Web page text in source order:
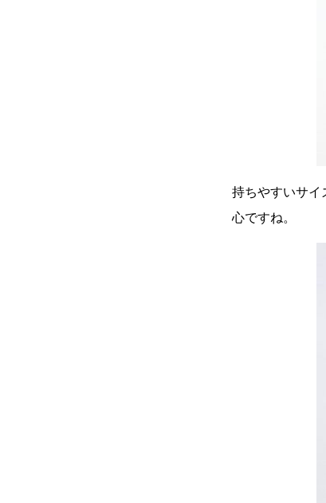
持ちやすいサイ
心ですね。